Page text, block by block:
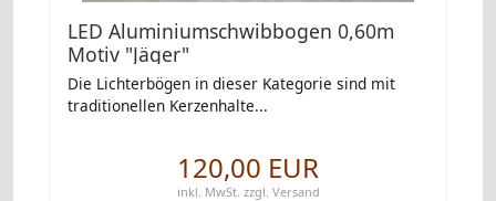
LED Aluminiumschwibbogen 0,60m
Motiv "Jäger"
Die Lichterbögen in dieser Kategorie sind mit
traditionellen Kerzenhalte...
120,00 EUR
inkl. MwSt. zzgl. Versand